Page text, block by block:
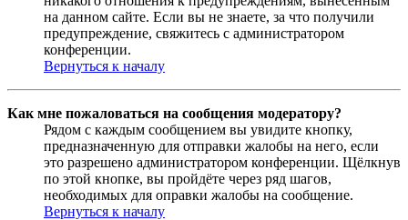
на данном сайте. Если вы не знаете, за что получили
предупреждение, свяжитесь с администратором
конференции.
Вернуться к началу
Как мне пожаловаться на сообщения модератору?
Рядом с каждым сообщением вы увидите кнопку,
предназначенную для отправки жалобы на него, если
это разрешено администратором конференции. Щёлкнув
по этой кнопке, вы пройдёте через ряд шагов,
необходимых для оправки жалобы на сообщение.
Вернуться к началу